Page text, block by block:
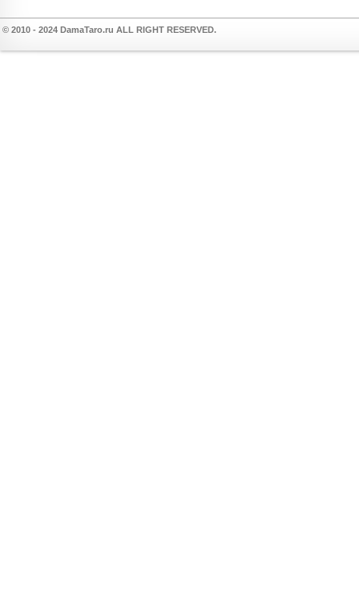
© 2010 - 2024 DamaTaro.ru ALL RIGHT RESERVED.